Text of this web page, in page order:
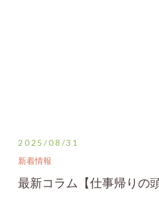
2025/08/31
新着情報
最新コラム【仕事帰りの